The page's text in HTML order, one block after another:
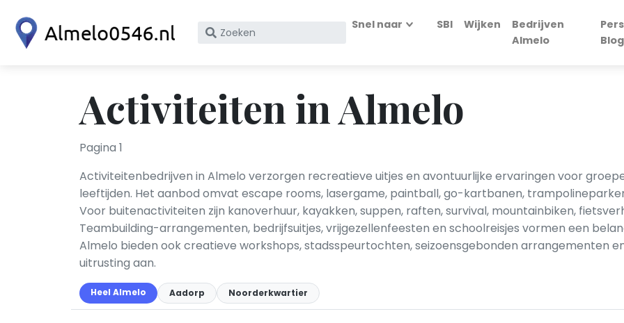
Zoek
KvK
nummer
Snel naar SBI Wijken
Bedrijven
Almelo
Activiteiten in Almelo
Pagina 1
Activiteitenbedrijven in Almelo verzorgen recreatieve uitjes en avontuurlijke ervaringen voor
leeftijden. Het aanbod omvat escape rooms, lasergame, paintball, go-kartbanen,
Voor buitenactiviteiten zijn kanoverhuur, kayakken, suppen, raften, survival, mountainbiken,
Teambuilding-arrangementen, bedrijfsuitjes, vrijgezellenfeesten en schoolreisjes vormen een
Almelo bieden ook creatieve workshops, stadsspeurtochten, seizoensgebonden arrangementen
uitrusting aan.
Heel Almelo Aadorp Noorderkwartier